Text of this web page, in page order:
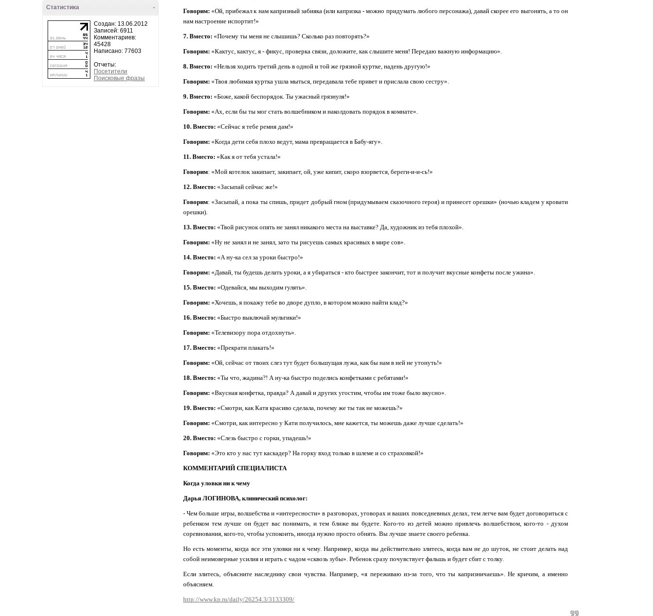
-
Статистика
Создан: 13.06.2012
Записей: 6911
Комментариев:
45428
Написано: 77603
Отчеты:
Посетители
Поисковые фразы
Говорим: «Ой, прибежал к нам капризный забияка (или капризка - можно придумать любого персонажа), давай скорее его выгонять, а то он
нам настроение испортит!»
7. Вместо: «Почему ты меня не слышишь? Сколько раз повторять?»
Говорим: «Кактус, кактус, я - фикус, проверка связи, доложите, как слышите меня! Передаю важную информацию».
8. Вместо: «Нельзя ходить третий день в одной и той же грязной куртке, надень другую!»
Говорим: «Твоя любимая куртка ушла мыться, передавала тебе привет и прислала свою сестру».
9. Вместо: «Боже, какой беспорядок. Ты ужасный грязнуля!»
Говорим: «Ах, если бы ты мог стать волшебником и наколдовать порядок в комнате».
10. Вместо: «Сейчас я тебе ремня дам!»
Говорим: «Когда дети себя плохо ведут, мама превращается в Бабу-ягу».
11. Вместо: «Как я от тебя устала!»
Говорим: «Мой котелок закипает, закипает, ой, уже кипит, скоро взорвется, береги-и-и-сь!»
12. Вместо: «Засыпай сейчас же!»
Говорим: «Засыпай, а пока ты спишь, придет добрый гном (придумываем сказочного героя) и принесет орешки» (ночью кладем у кровати
орешки).
13. Вместо: «Твой рисунок опять не занял никакого места на выставке? Да, художник из тебя плохой».
Говорим: «Ну не занял и не занял, зато ты рисуешь самых красивых в мире сов».
14. Вместо: «А ну-ка сел за уроки быстро!»
Говорим: «Давай, ты будешь делать уроки, а я убираться - кто быстрее закончит, тот и получит вкусные конфеты после ужина».
15. Вместо: «Одевайся, мы выходим гулять».
Говорим: «Хочешь, я покажу тебе во дворе дупло, в котором можно найти клад?»
16. Вместо: «Быстро выключай мультики!»
Говорим: «Телевизору пора отдохнуть».
17. Вместо: «Прекрати плакать!»
Говорим: «Ой, сейчас от твоих слез тут будет большущая лужа, как бы нам в ней не утонуть!»
18. Вместо: «Ты что, жадина?! А ну-ка быстро поделись конфетками с ребятами!»
Говорим: «Вкусная конфетка, правда? А давай и других угостим, чтобы им тоже было вкусно».
19. Вместо: «Смотри, как Катя красиво сделала, почему же ты так не можешь?»
Говорим: «Смотри, как интересно у Кати получилось, мне кажется, ты можешь даже лучше сделать!»
20. Вместо: «Слезь быстро с горки, упадешь!»
Говорим: «Это кто у нас тут каскадер? На горку вход только в шлеме и со страховкой!»
КОММЕНТАРИЙ СПЕЦИАЛИСТА
Когда уловки ни к чему
Дарья ЛОГИНОВА, клинический психолог:
- Чем больше игры, волшебства и «интересности» в разговорах, уговорах и ваших повседневных делах, тем легче вам будет договориться с
ребенком тем лучше он будет вас понимать, и тем ближе вы будете. Кого-то из детей можно привлечь волшебством, кого-то - духом
соревнования, кого-то, чтобы успокоить, иногда нужно просто обнять. Вы лучше знаете своего ребенка.
Но есть моменты, когда все эти уловки ни к чему. Например, когда вы действительно злитесь, когда вам не до шуток, не стоит делать над
собой неимоверные усилия и играть с чадом «сквозь зубы». Ребенок сразу почувствует фальшь и будет сбит с толку.
Если злитесь, объясните наследнику свои чувства. Например, «я переживаю из-за того, что ты капризничаешь». Не кричим, а именно
объясняем.
http://www.kp.ru/daily/26254.3/3133309/